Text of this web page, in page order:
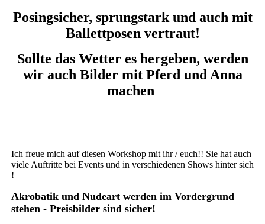
Posingsicher, sprungstark und auch mit
Ballettposen vertraut!
Sollte das Wetter es hergeben, werden
wir auch Bilder mit Pferd und Anna
machen
Ich freue mich auf diesen Workshop mit ihr / euch!! Sie hat auch
viele Auftritte bei Events und in verschiedenen Shows hinter sich
!
Akrobatik und Nudeart werden im Vordergrund
stehen - Preisbilder sind sicher!